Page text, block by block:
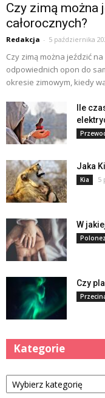
Czy zimą można
całorocznych?
Redakcja - 5 października
Czy zimą można jeździć
odpowiednich opon do
okresie zimowym, kiedy
Ile
Jaka
Kia 5
W
Polonez
Czy
Kategorie
Kategorie